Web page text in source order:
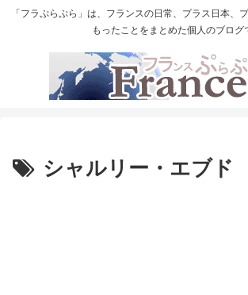
「フラぷらぷら」は、フランスの日常、プラス日本、
もったことをまとめた個人のブログ
シャルリー・エブド